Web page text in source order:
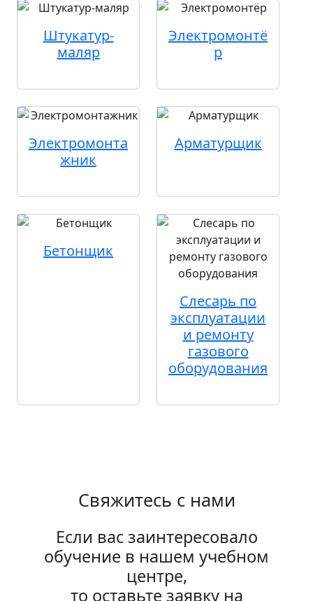
Штукатур-
маляр
Электромонтё
р
Электромонта
жник
Арматурщик
Бетонщик
Слесарь по
эксплуатации
и ремонту
газового
оборудования
Свяжитесь с нами
Если вас заинтересовало
обучение в нашем учебном
центре,
то оставьте заявку на